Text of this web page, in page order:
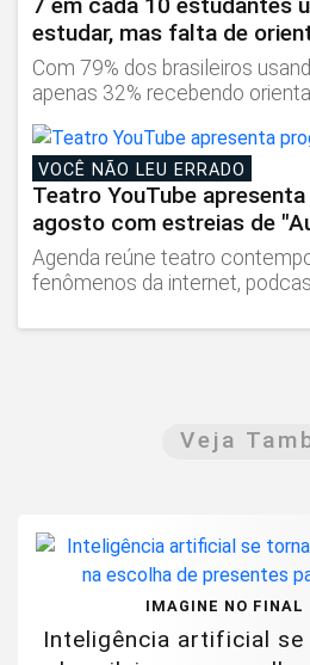
7 em cada 10 estudantes
estudar, mas falta de
Com 79% dos brasileiros
apenas 32% recebendo
VOCÊ NÃO LEU ERRADO
Teatro YouTube
agosto com estreias de
Agenda reúne teatro
fenômenos da internet,
Veja
IMAGINE NO FINAL
Inteligência artificial